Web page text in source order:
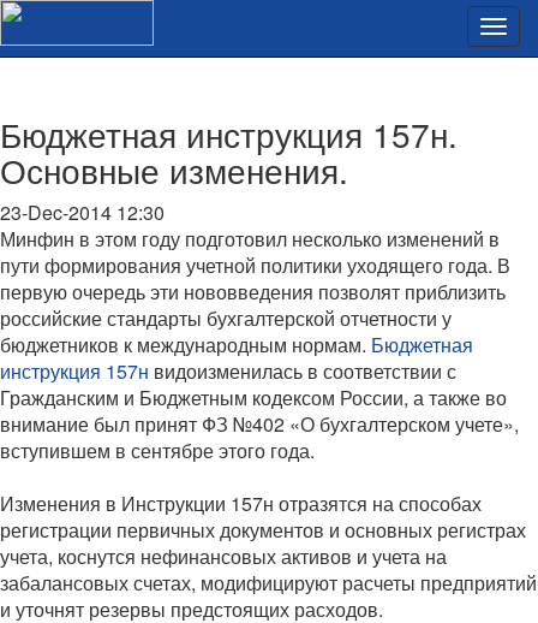
Бюджетная инструкция 157н.
Основные изменения.
23-Dec-2014 12:30
Минфин в этом году подготовил несколько изменений в
пути формирования учетной политики уходящего года. В
первую очередь эти нововведения позволят приблизить
российские стандарты бухгалтерской отчетности у
бюджетников к международным нормам. Бюджетная
инструкция 157н видоизменилась в соответствии с
Гражданским и Бюджетным кодексом России, а также во
внимание был принят ФЗ №402 «О бухгалтерском учете»,
вступившем в сентябре этого года.
Изменения в Инструкции 157н отразятся на способах
регистрации первичных документов и основных регистрах
учета, коснутся нефинансовых активов и учета на
забалансовых счетах, модифицируют расчеты предприятий
и уточнят резервы предстоящих расходов.